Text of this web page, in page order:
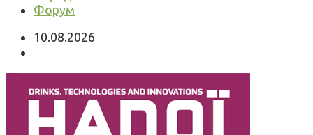
Форум
10.08.2026